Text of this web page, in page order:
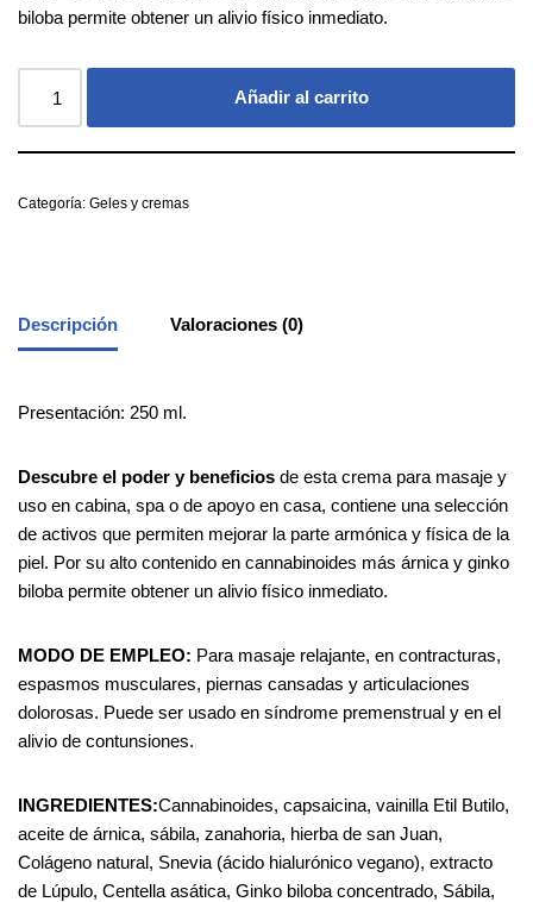
biloba permite obtener un alivio físico inmediato.
Añadir al carrito
Categoría: Geles y cremas
Descripción Valoraciones (0)
Presentación: 250 ml.
Descubre el poder y beneficios de esta crema para masaje y
uso en cabina, spa o de apoyo en casa, contiene una selección
de activos que permiten mejorar la parte armónica y física de la
piel. Por su alto contenido en cannabinoides más árnica y ginko
biloba permite obtener un alivio físico inmediato.
MODO DE EMPLEO: Para masaje relajante, en contracturas,
espasmos musculares, piernas cansadas y articulaciones
dolorosas. Puede ser usado en síndrome premenstrual y en el
alivio de contunsiones.
INGREDIENTES:Cannabinoides, capsaicina, vainilla Etil Butilo,
aceite de árnica, sábila, zanahoria, hierba de san Juan,
Colágeno natural, Snevia (ácido hialurónico vegano), extracto
de Lúpulo, Centella asática, Ginko biloba concentrado, Sábila,